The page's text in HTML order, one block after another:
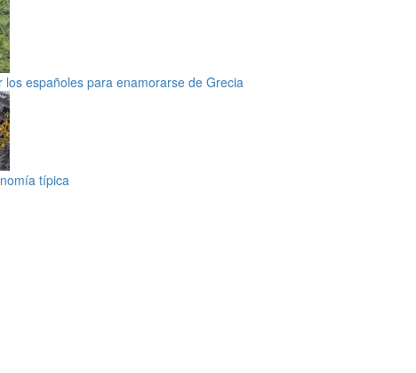
españoles para enamorarse de Grecia
típica